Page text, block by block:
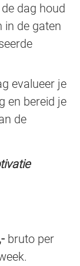
dag houd
in de gaten
evalueer je
en bereid je
de
bruto per